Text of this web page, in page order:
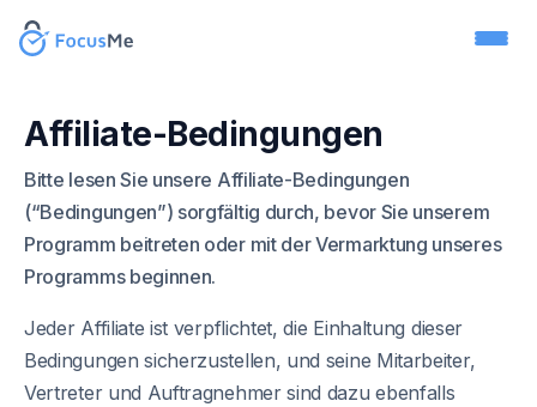
Affiliate-Bedingungen
Bitte lesen Sie unsere Affiliate-Bedingungen
(“Bedingungen”) sorgfältig durch, bevor Sie unserem
Programm beitreten oder mit der Vermarktung unseres
Programms beginnen.
Jeder Affiliate ist verpflichtet, die Einhaltung dieser
Bedingungen sicherzustellen, und seine Mitarbeiter,
Vertreter und Auftragnehmer sind dazu ebenfalls